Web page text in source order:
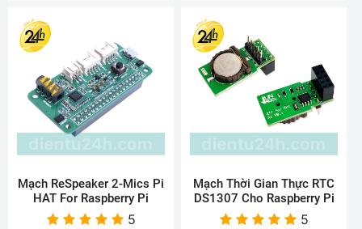
Mạch ReSpeaker 2-Mics Pi
HAT For Raspberry Pi
5
Mạch Thời Gian Thực RTC
DS1307 Cho Raspberry Pi
5